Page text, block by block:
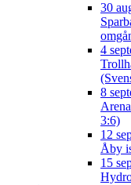
30
4
8
3:6)
12
Åby
15